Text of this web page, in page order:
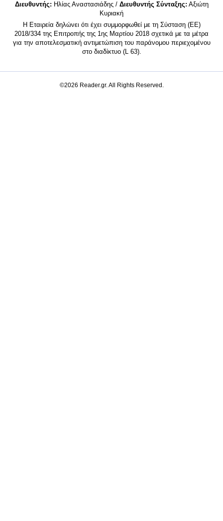
Διευθυντής: Ηλίας Αναστασιάδης / Διευθυντής Σύνταξης: Αξιώτη
Κυριακή
Η Εταιρεία δηλώνει ότι έχει συμμορφωθεί με τη Σύσταση (ΕΕ)
2018/334 της Επιτροπής της 1ης Μαρτίου 2018 σχετικά με τα μέτρα
για την αποτελεσματική αντιμετώπιση του παράνομου περιεχομένου
στο διαδίκτυο (L 63).
©2026 Reader.gr. All Rights Reserved.